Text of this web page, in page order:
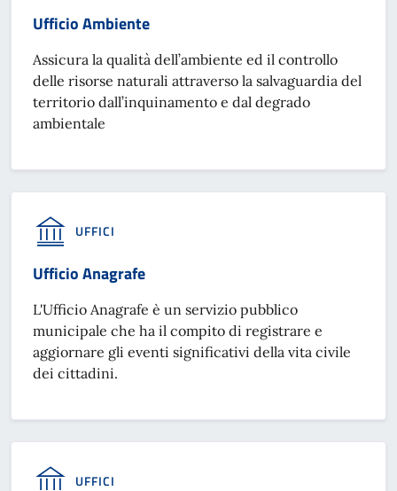
Ufficio Ambiente
Assicura la qualità dell’ambiente ed il controllo
delle risorse naturali attraverso la salvaguardia del
territorio dall’inquinamento e dal degrado
ambientale
UFFICI
Ufficio Anagrafe
L'Ufficio Anagrafe è un servizio pubblico
municipale che ha il compito di registrare e
aggiornare gli eventi significativi della vita civile
dei cittadini.
UFFICI